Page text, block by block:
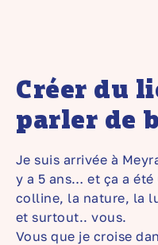
Créer du
parler de
Je suis arrivée à
y a 5 ans… et ça a
colline, la nature, la
et surtout.. vous.
Vous que je croise